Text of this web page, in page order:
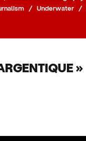
/ Underwater /
»